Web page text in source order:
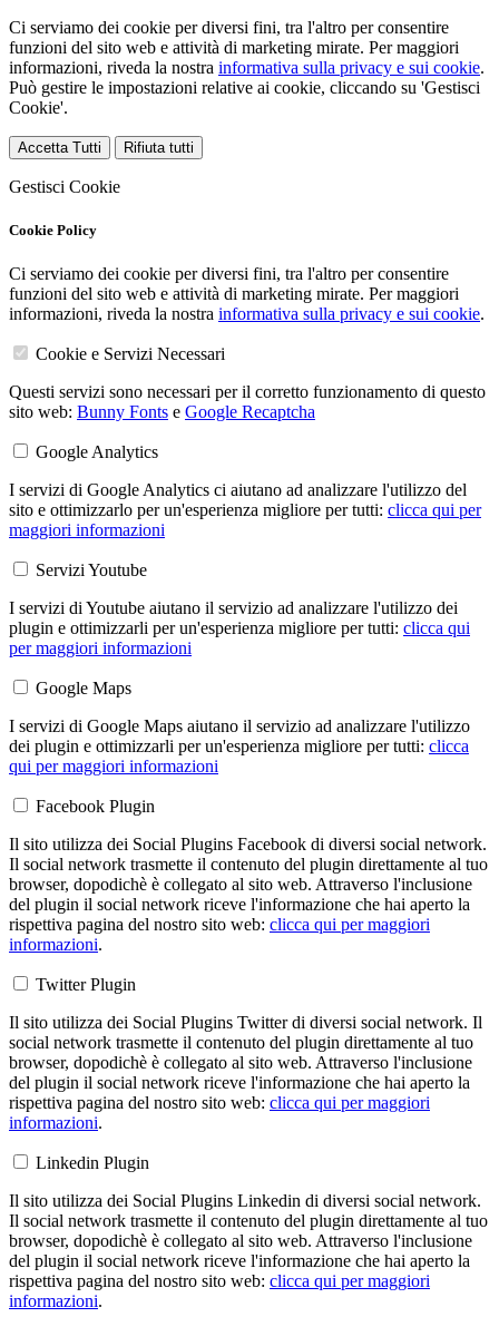
Ci serviamo dei cookie per diversi fini, tra l'altro per consentire
funzioni del sito web e attività di marketing mirate. Per maggiori
informazioni, riveda la nostra informativa sulla privacy e sui cookie.
Può gestire le impostazioni relative ai cookie, cliccando su 'Gestisci
Cookie'.
Accetta Tutti Rifiuta tutti
Gestisci Cookie
Cookie Policy
Ci serviamo dei cookie per diversi fini, tra l'altro per consentire
funzioni del sito web e attività di marketing mirate. Per maggiori
informazioni, riveda la nostra informativa sulla privacy e sui cookie.
Cookie e Servizi Necessari
Questi servizi sono necessari per il corretto funzionamento di questo
sito web: Bunny Fonts e Google Recaptcha
Google Analytics
I servizi di Google Analytics ci aiutano ad analizzare l'utilizzo del
sito e ottimizzarlo per un'esperienza migliore per tutti: clicca qui per
maggiori informazioni
Servizi Youtube
I servizi di Youtube aiutano il servizio ad analizzare l'utilizzo dei
plugin e ottimizzarli per un'esperienza migliore per tutti: clicca qui
per maggiori informazioni
Google Maps
I servizi di Google Maps aiutano il servizio ad analizzare l'utilizzo
dei plugin e ottimizzarli per un'esperienza migliore per tutti: clicca
qui per maggiori informazioni
Facebook Plugin
Il sito utilizza dei Social Plugins Facebook di diversi social network.
Il social network trasmette il contenuto del plugin direttamente al tuo
browser, dopodichè è collegato al sito web. Attraverso l'inclusione
del plugin il social network riceve l'informazione che hai aperto la
rispettiva pagina del nostro sito web: clicca qui per maggiori
informazioni.
Twitter Plugin
Il sito utilizza dei Social Plugins Twitter di diversi social network. Il
social network trasmette il contenuto del plugin direttamente al tuo
browser, dopodichè è collegato al sito web. Attraverso l'inclusione
del plugin il social network riceve l'informazione che hai aperto la
rispettiva pagina del nostro sito web: clicca qui per maggiori
informazioni.
Linkedin Plugin
Il sito utilizza dei Social Plugins Linkedin di diversi social network.
Il social network trasmette il contenuto del plugin direttamente al tuo
browser, dopodichè è collegato al sito web. Attraverso l'inclusione
del plugin il social network riceve l'informazione che hai aperto la
rispettiva pagina del nostro sito web: clicca qui per maggiori
informazioni.